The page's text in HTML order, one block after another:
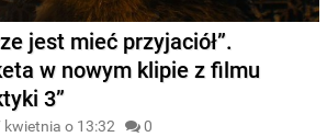
jest mieć przyjaciół”.
w nowym klipie z filmu
3”
kwietnia o 13:32 0